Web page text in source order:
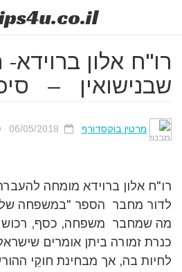
4u.co.il
רו"ח אלון ברוידא-
שבנישואין –
מרטין בוקסדורף
רו"ח אלון ברוידא מומחה
לדור מחבר הספר "במשפחה
מה שמחבר משפחה, כסף, רכוש
כנרת זמורה ביתן אומרים
לחיות בה, אך מבחינת חוקֵי